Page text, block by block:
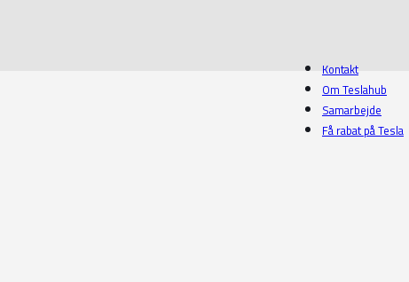
Kontakt
Om Teslahub
Samarbejde
Få rabat på Tesla